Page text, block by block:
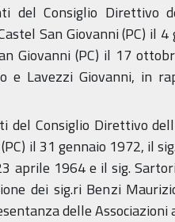
del Consiglio Direttivo
San Giovanni (PC) il
Giovanni (PC) il 17
e Lavezzi Giovanni, in
del Consiglio Direttivo
il 31 gennaio 1972, il
aprile 1964 e il sig.
dei sig.ri Benzi
delle Associazioni